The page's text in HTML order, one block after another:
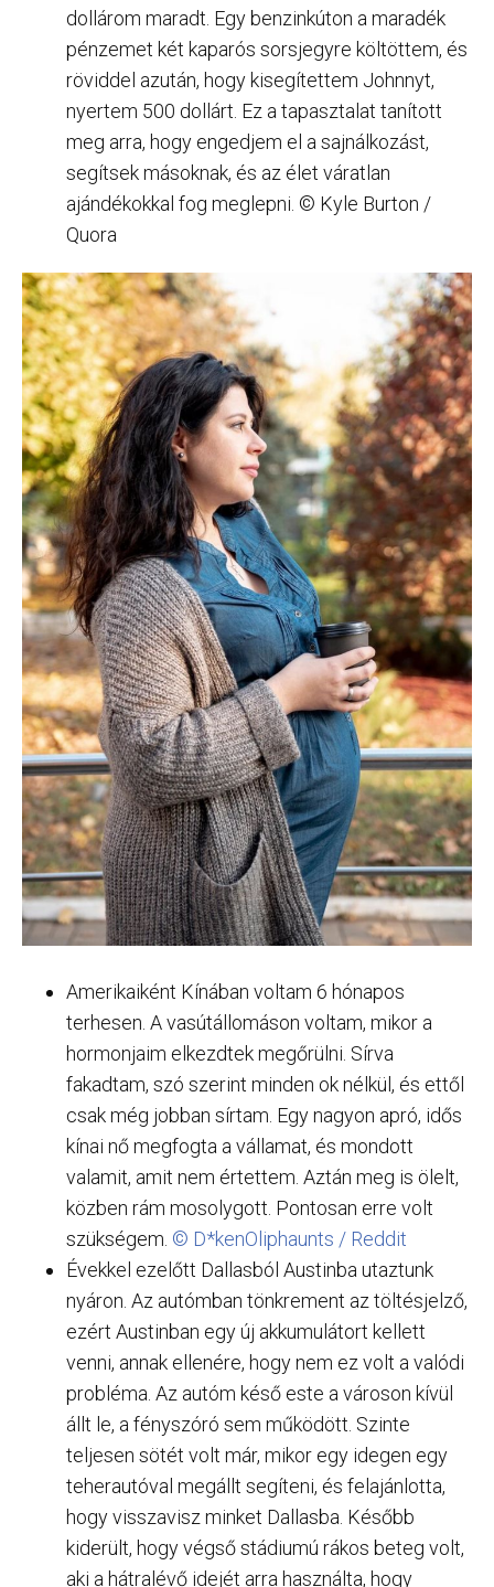
dollárom maradt. Egy benzinkúton a maradék
pénzemet két kaparós sorsjegyre költöttem, és
röviddel azután, hogy kisegítettem Johnnyt,
nyertem 500 dollárt. Ez a tapasztalat tanított
meg arra, hogy engedjem el a sajnálkozást,
segítsek másoknak, és az élet váratlan
ajándékokkal fog meglepni. © Kyle Burton /
Quora
Amerikaiként Kínában voltam 6 hónapos
terhesen. A vasútállomáson voltam, mikor a
hormonjaim elkezdtek megőrülni. Sírva
fakadtam, szó szerint minden ok nélkül, és ettől
csak még jobban sírtam. Egy nagyon apró, idős
kínai nő megfogta a vállamat, és mondott
valamit, amit nem értettem. Aztán meg is ölelt,
közben rám mosolygott. Pontosan erre volt
szükségem. © D*kenOliphaunts / Reddit
Évekkel ezelőtt Dallasból Austinba utaztunk
nyáron. Az autómban tönkrement az töltésjelző,
ezért Austinban egy új akkumulátort kellett
venni, annak ellenére, hogy nem ez volt a valódi
probléma. Az autóm késő este a városon kívül
állt le, a fényszóró sem működött. Szinte
teljesen sötét volt már, mikor egy idegen egy
teherautóval megállt segíteni, és felajánlotta,
hogy visszavisz minket Dallasba. Később
kiderült, hogy végső stádiumú rákos beteg volt,
aki a hátralévő idejét arra használta, hogy